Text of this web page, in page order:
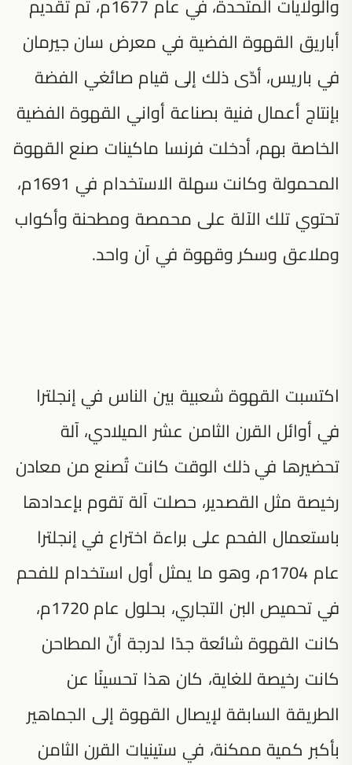
أباريق القهوة الفضية في معرض سان جيرمان
في باريس، أدّى ذلك إلى قيام صائغي الفضة
بإنتاج أعمال فنية بصناعة أواني القهوة الفضية
الخاصة بهم، أدخلت فرنسا ماكينات صنع القهوة
المحمولة وكانت سهلة الاستخدام في 1691م،
تحتوي تلك الآلة على محمصة ومطحنة وأكواب
وملاعق وسكر وقهوة في آن واحد.
اكتسبت القهوة شعبية بين الناس في إنجلترا
في أوائل القرن الثامن عشر الميلادي، آلة
تحضيرها في ذلك الوقت كانت تُصنع من معادن
رخيصة مثل القصدير، حصلت آلة تقوم بإعدادها
باستعمال الفحم على براءة اختراع في إنجلترا
عام 1704م، وهو ما يمثل أول استخدام للفحم
في تحميص البن التجاري، بحلول عام 1720م،
كانت القهوة شائعة جدًا لدرجة أنّ المطاحن
كانت رخيصة للغاية، كان هذا تحسينًا عن
الطريقة السابقة لإيصال القهوة إلى الجماهير
بأكبر كمية ممكنة، في ستينيات القرن الثامن